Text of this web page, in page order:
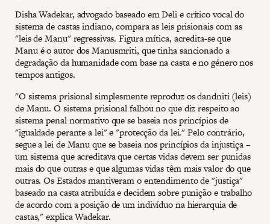
Disha Wadekar, advogado baseado em Deli e crítico vocal do
sistema de castas indiano, compara as leis prisionais com as
"leis de Manu" regressivas. Figura mítica, acredita-se que
Manu é o autor dos Manusmriti, que tinha sancionado a
degradação da humanidade com base na casta e no género nos
tempos antigos.
"O sistema prisional simplesmente reproduz os dandniti (leis)
de Manu. O sistema prisional falhou no que diz respeito ao
sistema penal normativo que se baseia nos princípios de
"igualdade perante a lei" e "protecção da lei." Pelo contrário,
segue a lei de Manu que se baseia nos princípios da injustiça –
um sistema que acreditava que certas vidas devem ser punidas
mais do que outras e que algumas vidas têm mais valor do que
outras. Os Estados mantiveram o entendimento de "justiça"
baseado na casta atribuída e decidem sobre punição e trabalho
de acordo com a posição de um indivíduo na hierarquia de
castas," explica Wadekar.